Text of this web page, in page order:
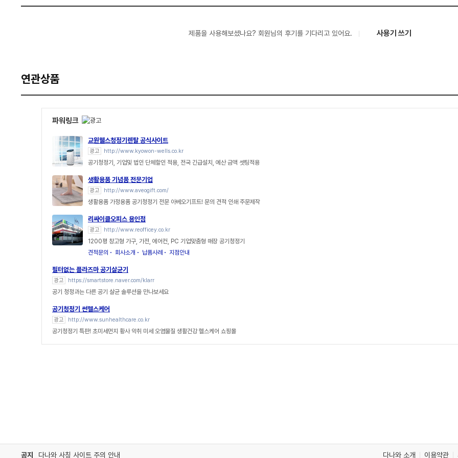
제품을 사용해보셨나요? 회원님의 후기를 기다리고 있어요. 사용기 쓰기
연관상품
파워링크
교원웰스청정기렌탈 공식사이트
광고 http://www.kyowon-wells.co.kr
공기청정기, 기업및 법인 단체할인 적용, 전국 긴급설치, 예산 금액 셋팅적용
생활용품 기념품 전문기업
광고 http://www.aveogift.com/
생활용품 가정용품 공기청정기 전문 아베오기프트! 문의 견적 인쇄 주문제작
리싸이클오피스 용인점
광고 http://www.reofficey.co.kr
1200평 창고형 가구, 가전, 에어컨, PC 기업맞춤형 매장 공기청정기
견적문의
회사소개 납품사례 지점안내
필터없는 플라즈마 공기살균기
광고 https://smartstore.naver.com/klarr
공기 청정과는 다른 공기 살균 솔루션을 만나보세요
공기청정기 썬헬스케어
광고 http://www.sunhealthcare.co.kr
공기청정기 특판! 초미세먼지 황사 악취 미세 오염물질 생활건강 헬스케어 쇼핑몰
공지 다나와 사칭 사이트 주의 안내 다나와 소개 이용약관